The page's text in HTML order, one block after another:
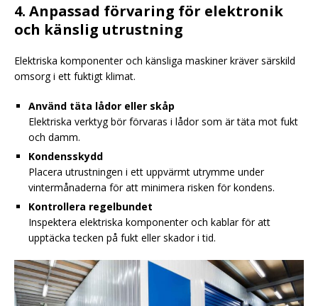
4. Anpassad förvaring för elektronik
och känslig utrustning
Elektriska komponenter och känsliga maskiner kräver särskild
omsorg i ett fuktigt klimat.
Använd täta lådor eller skåp
Elektriska verktyg bör förvaras i lådor som är täta mot fukt
och damm.
Kondensskydd
Placera utrustningen i ett uppvärmt utrymme under
vintermånaderna för att minimera risken för kondens.
Kontrollera regelbundet
Inspektera elektriska komponenter och kablar för att
upptäcka tecken på fukt eller skador i tid.